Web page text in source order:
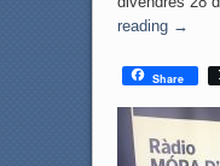
reading →
Share